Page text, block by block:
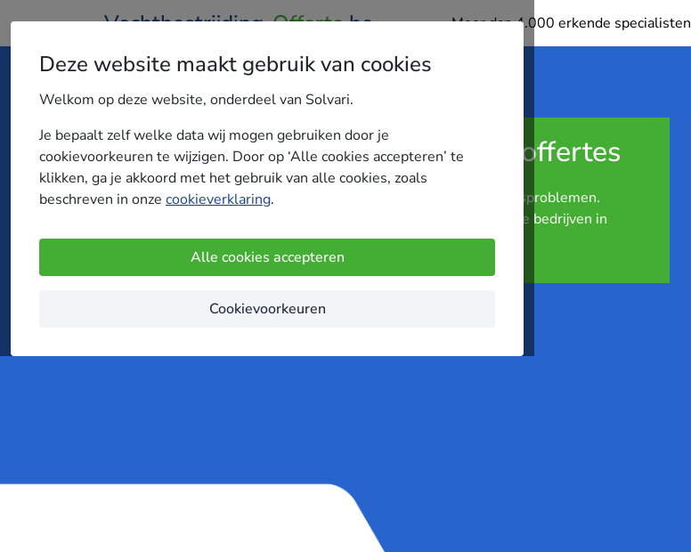
Deze website maakt gebruik van cookies
Welkom op deze website, onderdeel van Solvari.
Je bepaalt zelf welke data wij mogen gebruiken door je
cookievoorkeuren te wijzigen. Door op ‘Alle cookies accepteren’ te
klikken, ga je akkoord met het gebruik van alle cookies, zoals
beschreven in onze cookieverklaring.
Alle cookies accepteren
Cookievoorkeuren
Vochtbestrijding-Offerte.be Meer dan 4.000 erkende specialisten
Vergelijk vrijblijvend meerdere offertes
Stop natte muren, schimmel en stank en voorkom gezondheidsproblemen.
Ontvang vrijblijvend offertes voor vochtbestrijding door erkende bedrijven in
België!